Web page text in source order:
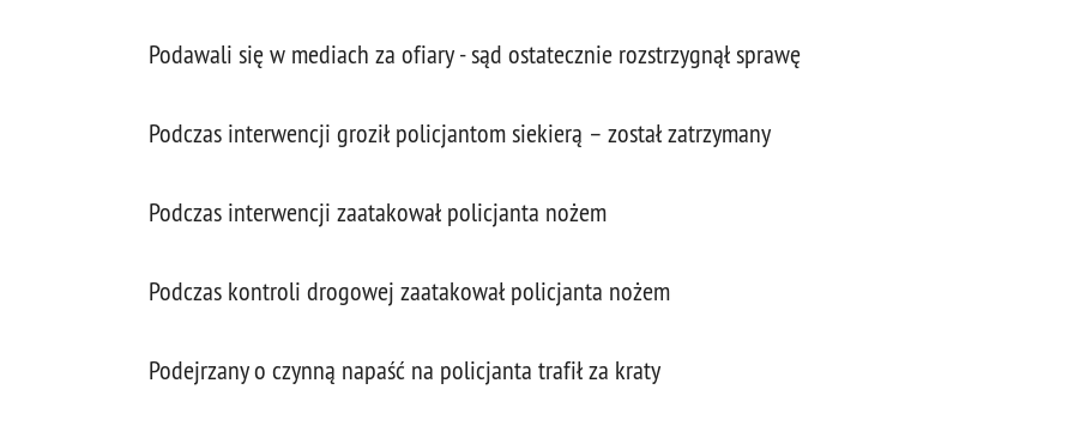
Podawali się w mediach za ofiary - sąd ostatecznie rozstrzygnął sprawę
Podczas interwencji groził policjantom siekierą – został zatrzymany
Podczas interwencji zaatakował policjanta nożem
Podczas kontroli drogowej zaatakował policjanta nożem
Podejrzany o czynną napaść na policjanta trafił za kraty